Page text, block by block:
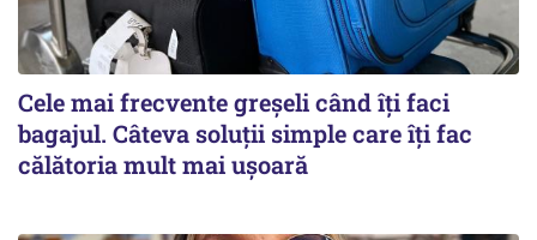
Cele mai frecvente greșeli când îți faci
bagajul. Câteva soluții simple care îți fac
călătoria mult mai ușoară